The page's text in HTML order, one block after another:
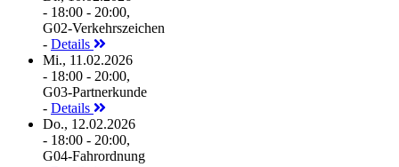
- 18:00 - 20:00,
G02-Verkehrszeichen
- Details
Mi., 11.02.2026
- 18:00 - 20:00,
G03-Partnerkunde
- Details
Do., 12.02.2026
- 18:00 - 20:00,
G04-Fahrordnung